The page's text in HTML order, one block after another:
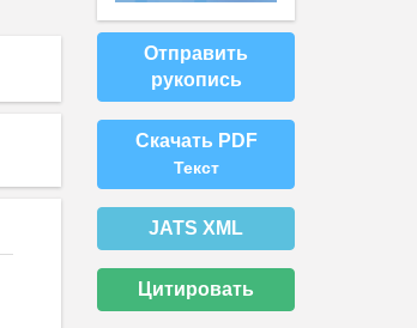
Отправить
рукопись
Скачать PDF
Текст
JATS XML
Цитировать